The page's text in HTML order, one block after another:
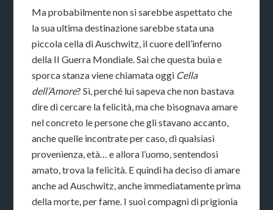
Ma probabilmente non si sarebbe aspettato che
la sua ultima destinazione sarebbe stata una
piccola cella di Auschwitz, il cuore dell’inferno
della II Guerra Mondiale. Sai che questa buia e
sporca stanza viene chiamata oggi Cella
dell’Amore? Sì, perché lui sapeva che non bastava
dire di cercare la felicità, ma che bisognava amare
nel concreto le persone che gli stavano accanto,
anche quelle incontrate per caso, di qualsiasi
provenienza, età… e allora l’uomo, sentendosi
amato, trova la felicità. E quindi ha deciso di amare
anche ad Auschwitz, anche immediatamente prima
della morte, per fame. I suoi compagni di prigionia